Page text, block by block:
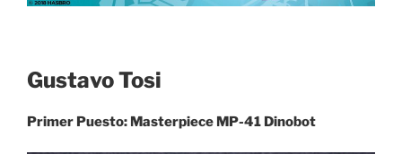
Gustavo Tosi
Primer Puesto: Masterpiece MP-41 Dinobot